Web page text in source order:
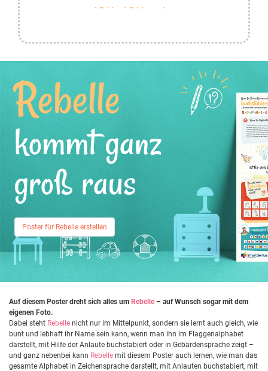
Rebelle
kommt ganz
groß raus
Poster für Rebelle erstellen
Auf diesem Poster dreht sich alles um Rebelle– auf Wunsch sogar mit dem
eigenen Foto.
Dabei steht Rebelle nicht nur im Mittelpunkt, sondern sie lernt auch gleich, wie
bunt und lebhaft ihr Name sein kann, wenn man ihn im Flaggenalphabet
darstellt, mit Hilfe der Anlaute buchstabiert oder in Gebärdensprache zeigt –
und ganz nebenbei kann Rebelle mit diesem Poster auch lernen, wie man das
gesamte Alphabet in Zeichensprache darstellt, mit Anlauten buchstabiert, mit